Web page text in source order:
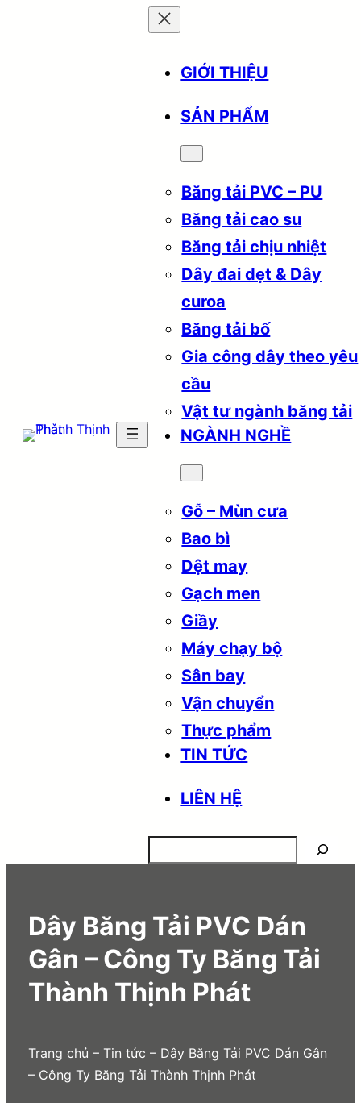
GIỚI THIỆU
SẢN PHẨM
Băng tải PVC – PU
Băng tải cao su
Băng tải chịu nhiệt
Dây đai dẹt & Dây
curoa
Băng tải bố
Gia công dây theo yêu
cầu
Vật tư ngành băng tải
NGÀNH NGHỀ
Gỗ – Mùn cưa
Bao bì
Dệt may
Gạch men
Giầy
Máy chạy bộ
Sân bay
Vận chuyển
Thực phẩm
TIN TỨC
LIÊN HỆ
Dây Băng Tải PVC Dán
Gân – Công Ty Băng Tải
Thành Thịnh Phát
Trang chủ – Tin tức – Dây Băng Tải PVC Dán Gân
– Công Ty Băng Tải Thành Thịnh Phát